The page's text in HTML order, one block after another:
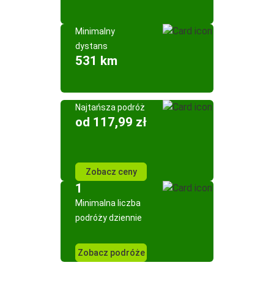
Minimalny
dystans
531 km
Najtańsza podróż
od 117,99 zł
Zobacz ceny
1
Minimalna liczba
podróży dziennie
Zobacz podróże